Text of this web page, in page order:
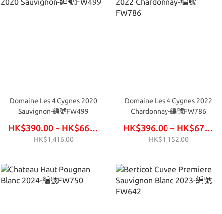
Domaine Les 4 Cygnes 2020
Sauvignon-編號FW499
HK$390.00 ~ HK$660.00
HK$1,416.00
Domaine Les 4 Cygnes 2022
Chardonnay-編號FW786
HK$396.00 ~ HK$672.00
HK$1,152.00